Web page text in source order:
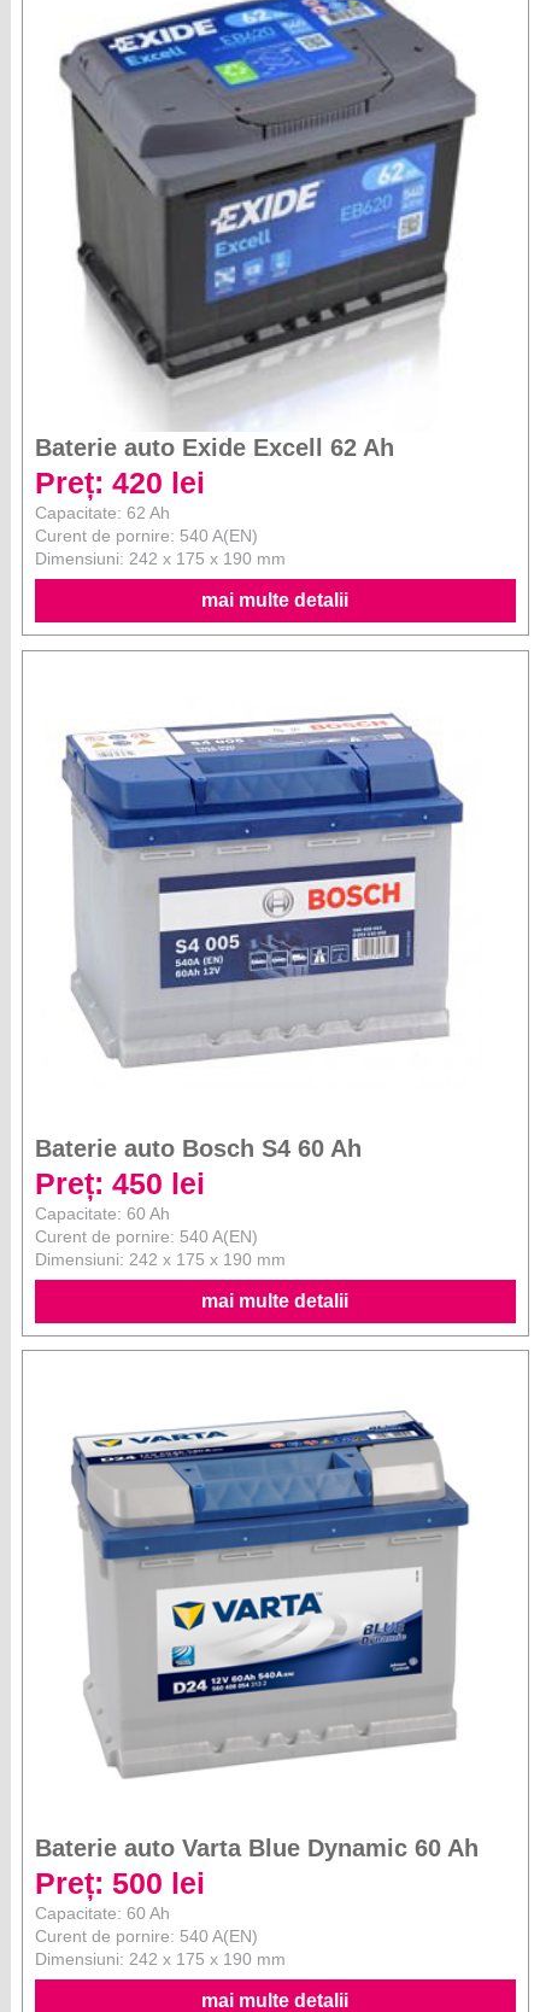
Baterie auto Exide Excell 62 Ah
Preț: 420 lei
Capacitate: 62 Ah
Curent de pornire: 540 A(EN)
Dimensiuni: 242 x 175 x 190 mm
mai multe detalii
Baterie auto Bosch S4 60 Ah
Preț: 450 lei
Capacitate: 60 Ah
Curent de pornire: 540 A(EN)
Dimensiuni: 242 x 175 x 190 mm
mai multe detalii
Baterie auto Varta Blue Dynamic 60 Ah
Preț: 500 lei
Capacitate: 60 Ah
Curent de pornire: 540 A(EN)
Dimensiuni: 242 x 175 x 190 mm
mai multe detalii